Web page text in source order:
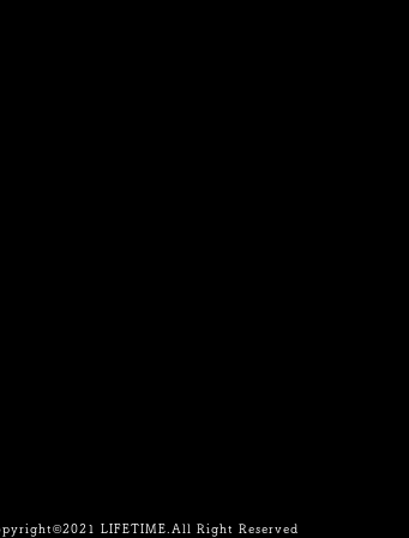
LIFETIME.All Right Reserved